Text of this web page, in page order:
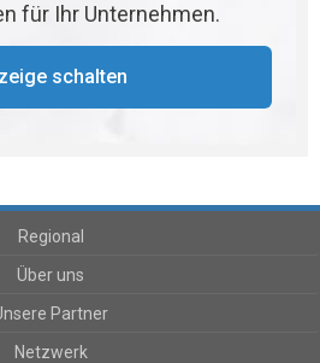
für Ihr Unternehmen.
schalten
Regional
Über uns
Partner
Netzwerk